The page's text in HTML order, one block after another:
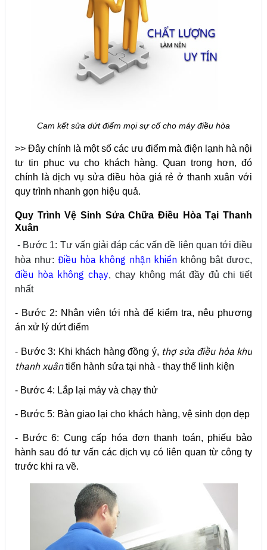
Cam kết sửa dứt điểm mọi sự cố cho máy điều hòa
>> Đây chính là một số các ưu điểm mà điện lạnh hà nội
tự tin phục vụ cho khách hàng. Quan trọng hơn, đó
chính là dịch vụ sửa điều hòa giá rẻ ở thanh xuân với
quy trình nhanh gọn hiệu quả.
Quy Trình Vệ Sinh Sửa Chữa Điều Hòa Tại Thanh
Xuân
- Bước 1: Tư vấn giải đáp các vấn đề liên quan tới điều
hòa như: Điều hòa không nhận khiển không bật được,
điều hòa không chạy, chạy không mát đầy đủ chi tiết
nhất
- Bước 2: Nhân viên tới nhà để kiểm tra, nêu phương
án xử lý dứt điểm
- Bước 3: Khi khách hàng đồng ý, thợ sửa điều hòa khu
thanh xuântiến hành sửa tại nhà - thay thế linh kiện
- Bước 4: Lắp lại máy và chạy thử
- Bước 5: Bàn giao lại cho khách hàng, vệ sinh dọn dẹp
- Bước 6: Cung cấp hóa đơn thanh toán, phiếu bảo
hành sau đó tư vấn các dịch vụ có liên quan từ công ty
trước khi ra về.